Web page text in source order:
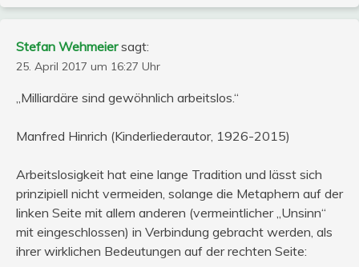
Stefan Wehmeier sagt:
25. April 2017 um 16:27 Uhr
„Milliardäre sind gewöhnlich arbeitslos.“
Manfred Hinrich (Kinderliederautor, 1926-2015)
Arbeitslosigkeit hat eine lange Tradition und lässt sich
prinzipiell nicht vermeiden, solange die Metaphern auf der
linken Seite mit allem anderen (vermeintlicher „Unsinn“
mit eingeschlossen) in Verbindung gebracht werden, als
ihrer wirklichen Bedeutungen auf der rechten Seite: